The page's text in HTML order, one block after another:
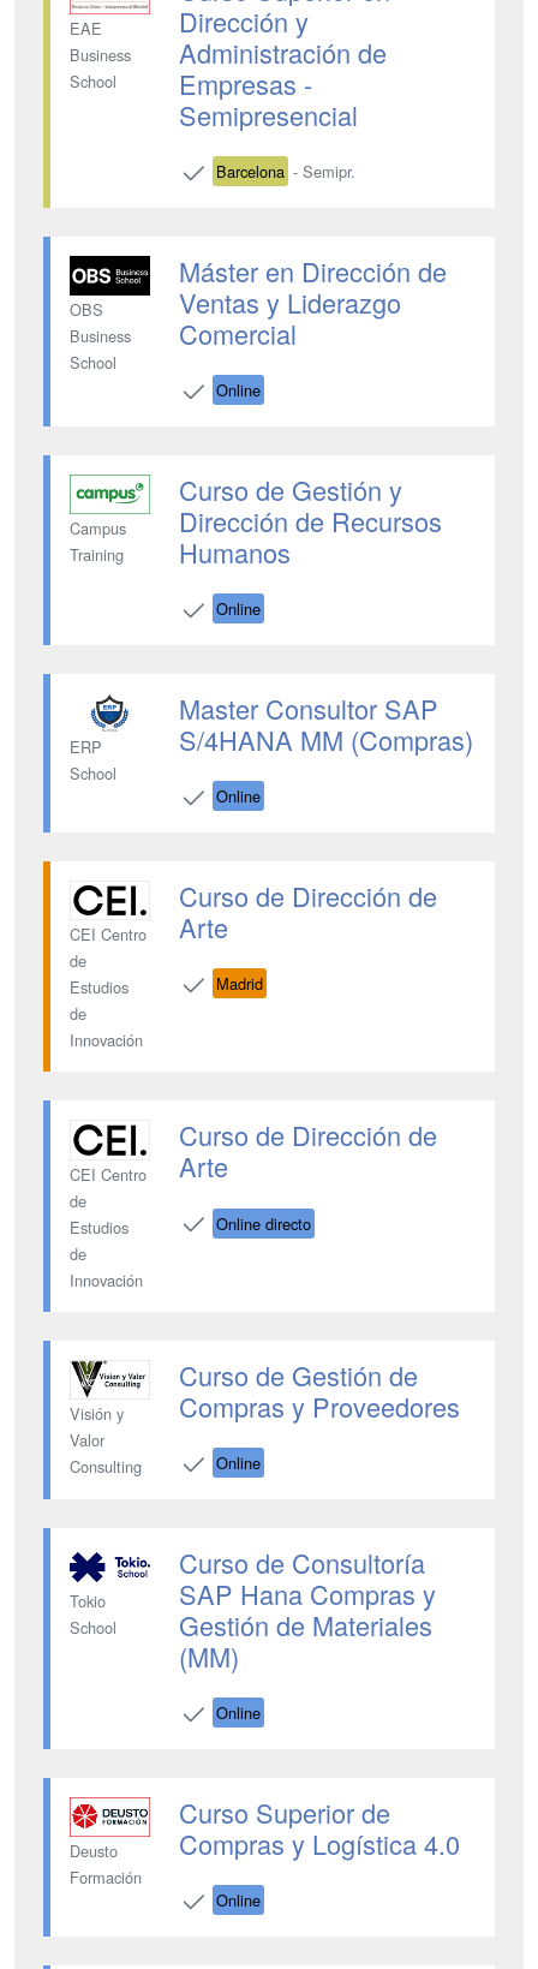
EAE
Business
School
Dirección y
Administración de
Empresas -
Semipresencial
Barcelona - Semipr.
OBS
Business
School
Máster en Dirección de
Ventas y Liderazgo
Comercial
Online
Campus
Training
Curso de Gestión y
Dirección de Recursos
Humanos
Online
ERP
School
Master Consultor SAP
S/4HANA MM (Compras)
Online
CEI Centro
de
Estudios
de
Innovación
Curso de Dirección de
Arte
Madrid
CEI Centro
de
Estudios
de
Innovación
Curso de Dirección de
Arte
Online directo
Visión y
Valor
Consulting
Curso de Gestión de
Compras y Proveedores
Online
Tokio
School
Curso de Consultoría
SAP Hana Compras y
Gestión de Materiales
(MM)
Online
Deusto
Formación
Curso Superior de
Compras y Logística 4.0
Online